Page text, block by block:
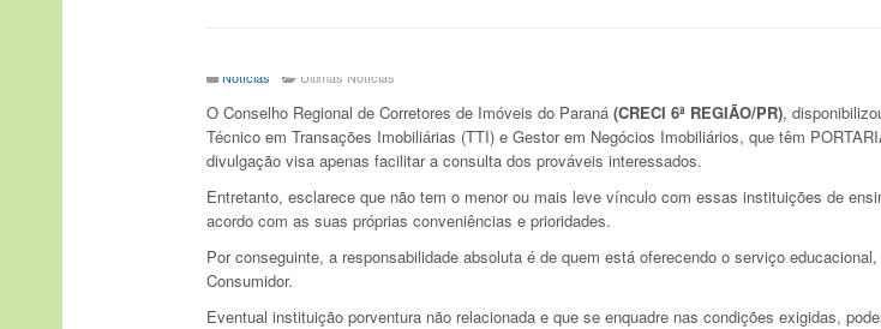
Notícias Últimas Notícias
O Conselho Regional de Corretores de Imóveis do Paraná (CRECI 6ª REGIÃO/PR),
Técnico em Transações Imobiliárias (TTI) e Gestor em Negócios Imobiliários, que têm
divulgação visa apenas facilitar a consulta dos prováveis interessados.
Entretanto, esclarece que não tem o menor ou mais leve vínculo com essas instituições de
acordo com as suas próprias conveniências e prioridades.
Por conseguinte, a responsabilidade absoluta é de quem está oferecendo o serviço
Consumidor.
Eventual instituição porventura não relacionada e que se enquadre nas condições exigidas,